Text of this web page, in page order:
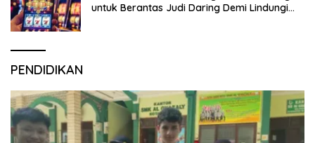
untuk Berantas Judi Daring Demi Lindungi
PENDIDIKAN